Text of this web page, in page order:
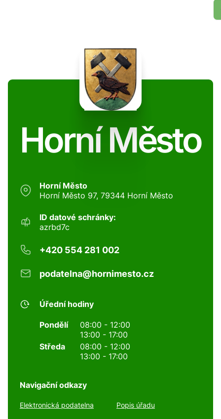
Horní Město
Horní Město
Horní Město 97, 79344 Horní Město
ID datové schránky:
azrbd7c
+420 554 281 002
podatelna@hornimesto.cz
Úřední hodiny
Pondělí
08:00 - 12:00
13:00 - 17:00
Středa
08:00 - 12:00
13:00 - 17:00
Navigační odkazy
Elektronická podatelna Popis úřadu